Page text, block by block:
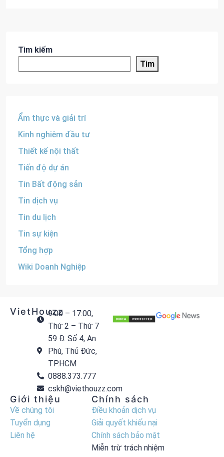
Tìm kiếm
Tìm
Ẩm thực và giải trí
Kinh nghiêm đầu tư
Thiết kế nội thất
Tiến độ dự án
Tin Bất động sản
Tin dịch vụ
Tin du lịch
Tin sự kiện
Tổng hợp
Wiki Doanh Nghiệp
VietHouzz9:00 – 17:00,
Thứ 2 – Thứ 7
59 Đ. Số 4, An
Phú, Thủ Đức,
TP.HCM
0888.373.777
cskh@viethouzz.com
Giới thiệu
Về chúng tôi
Tuyển dụng
Liên hệ
Chính sách
Điều khoản dịch vụ
Giải quyết khiếu nại
Chính sách bảo mật
Miễn trừ trách nhiệm